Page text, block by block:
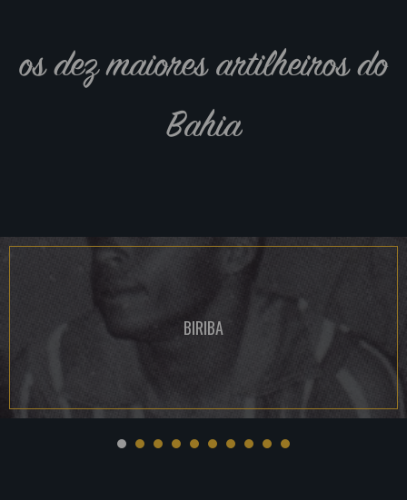
os dez maiores artilheiros do
Bahia
BIRIBA